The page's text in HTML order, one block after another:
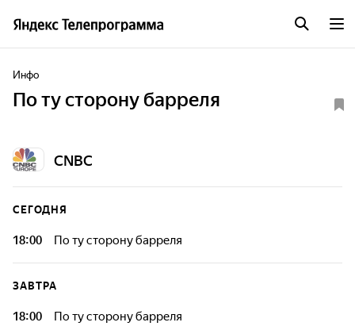
Инфо
По ту сторону барреля
CNBC
СЕГОДНЯ
18:00 По ту сторону барреля
ЗАВТРА
18:00 По ту сторону барреля